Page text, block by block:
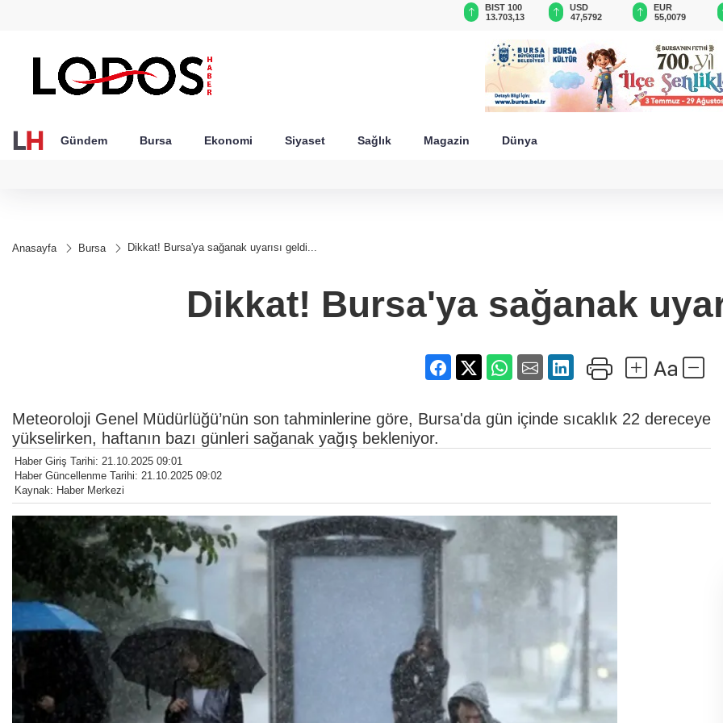
BIST 100
13.703,13
USD
47,5792
EUR
55,0079
Gündem Bursa Ekonomi Siyaset Sağlık Magazin Dünya
Anasayfa Bursa Dikkat! Bursa'ya sağanak uyarısı geldi...
Dikkat! Bursa'ya sağanak
Meteoroloji Genel Müdürlüğü’nün son tahminlerine göre, Bursa'da gün içinde sıcaklık 22 dereceye
yükselirken, haftanın bazı günleri sağanak yağış bekleniyor.
Haber Giriş Tarihi: 21.10.2025 09:01
Haber Güncellenme Tarihi: 21.10.2025 09:02
Kaynak: Haber Merkezi